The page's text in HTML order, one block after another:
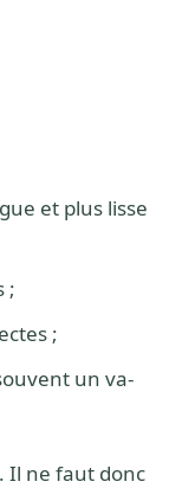
et plus lisse
;
;
un va-
Il ne faut donc